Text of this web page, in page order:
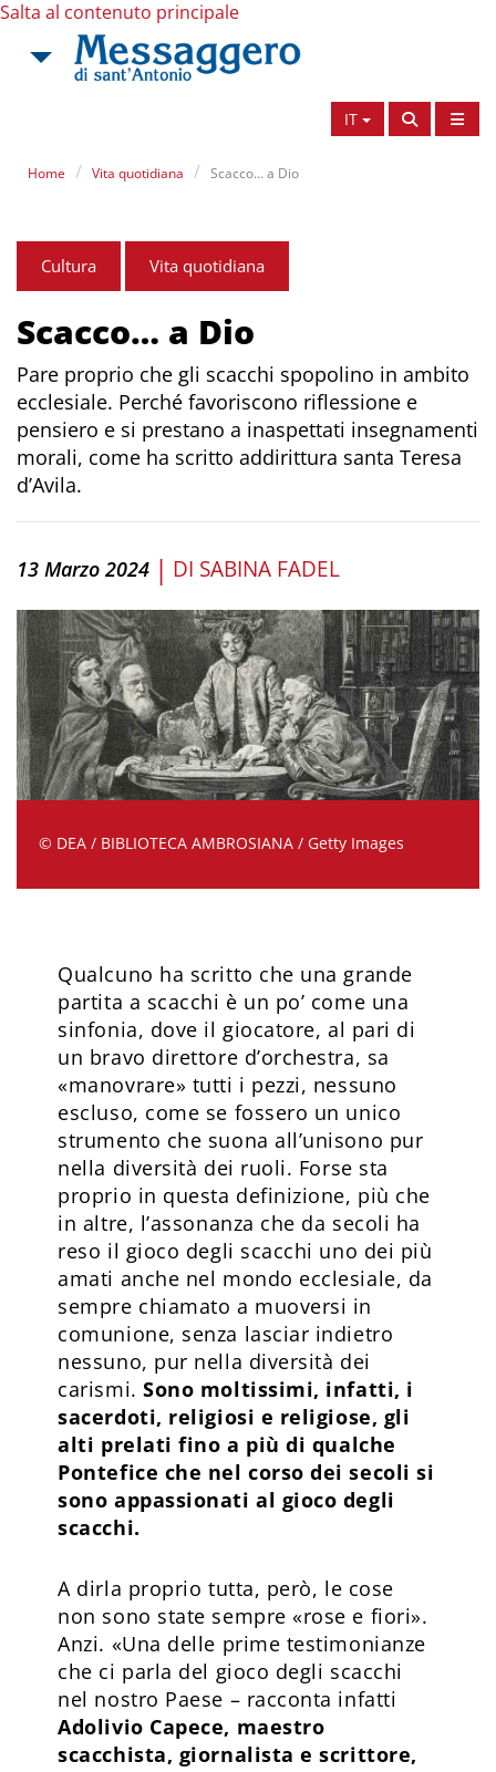
Salta al contenuto principale
IT
Home Vita quotidiana Scacco… a Dio
Cultura Vita quotidiana
Scacco… a Dio
Pare proprio che gli scacchi spopolino in ambito
ecclesiale. Perché favoriscono riflessione e
pensiero e si prestano a inaspettati insegnamenti
morali, come ha scritto addirittura santa Teresa
d’Avila.
13 Marzo 2024 | DI SABINA FADEL
© DEA / BIBLIOTECA AMBROSIANA / Getty Images
Qualcuno ha scritto che una grande
partita a scacchi è un po’ come una
sinfonia, dove il giocatore, al pari di
un bravo direttore d’orchestra, sa
«manovrare» tutti i pezzi, nessuno
escluso, come se fossero un unico
strumento che suona all’unisono pur
nella diversità dei ruoli. Forse sta
proprio in questa definizione, più che
in altre, l’assonanza che da secoli ha
reso il gioco degli scacchi uno dei più
amati anche nel mondo ecclesiale, da
sempre chiamato a muoversi in
comunione, senza lasciar indietro
nessuno, pur nella diversità dei
carismi.Sono moltissimi, infatti, i
sacerdoti, religiosi e religiose, gli
alti prelati fino a più di qualche
Pontefice che nel corso dei secoli si
sono appassionati al gioco degli
scacchi.
A dirla proprio tutta, però, le cose
non sono state sempre «rose e fiori».
Anzi. «Una delle prime testimonianze
che ci parla del gioco degli scacchi
nel nostro Paese – racconta infatti
Adolivio Capece, maestro
scacchista, giornalista e scrittore,